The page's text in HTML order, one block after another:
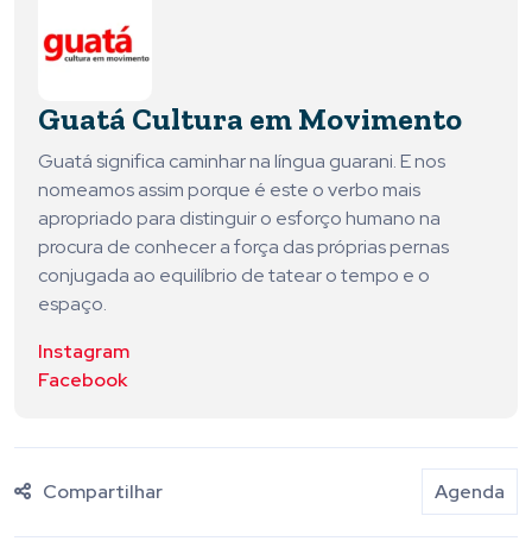
Guatá Cultura em Movimento
Guatá significa caminhar na língua guarani. E nos
nomeamos assim porque é este o verbo mais
apropriado para distinguir o esforço humano na
procura de conhecer a força das próprias pernas
conjugada ao equilíbrio de tatear o tempo e o
espaço.
Instagram
Facebook
Compartilhar Agenda